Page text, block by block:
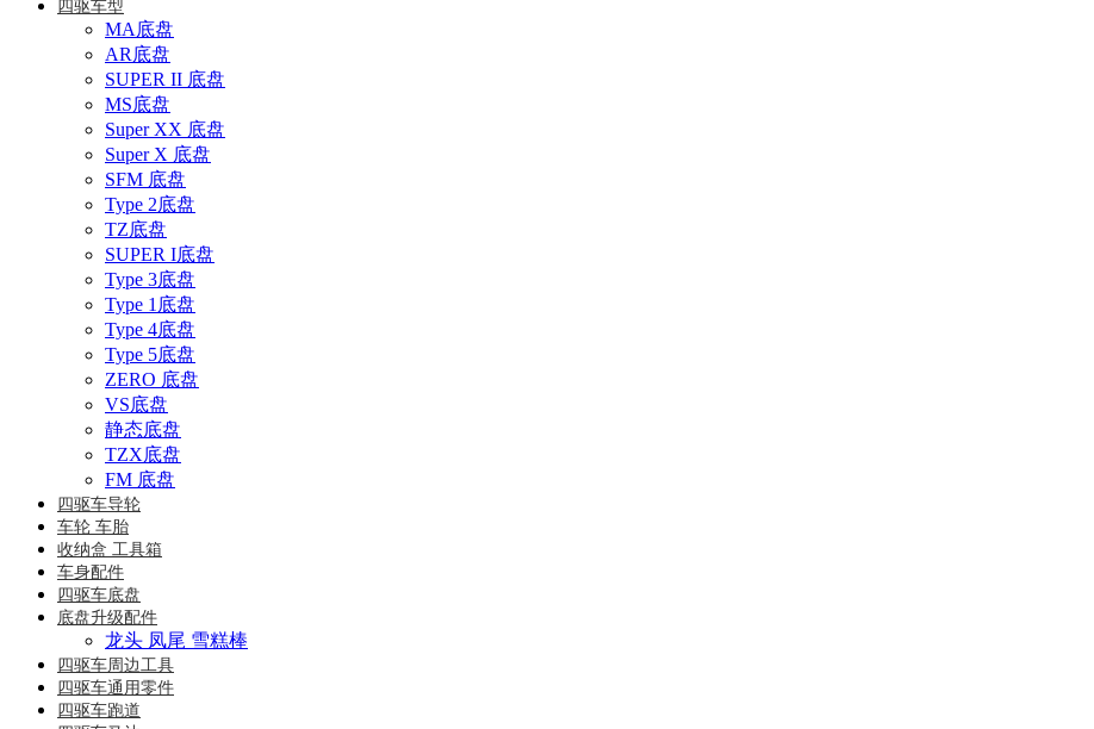
四驱车型
MA底盘
AR底盘
SUPER II 底盘
MS底盘
Super XX 底盘
Super X 底盘
SFM 底盘
Type 2底盘
TZ底盘
SUPER I底盘
Type 3底盘
Type 1底盘
Type 4底盘
Type 5底盘
ZERO 底盘
VS底盘
静态底盘
TZX底盘
FM 底盘
四驱车导轮
车轮 车胎
收纳盒 工具箱
车身配件
四驱车底盘
底盘升级配件
龙头 凤尾 雪糕棒
四驱车周边工具
四驱车通用零件
四驱车跑道